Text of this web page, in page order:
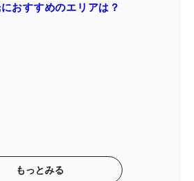
おすすめのエリアは？
もっとみる